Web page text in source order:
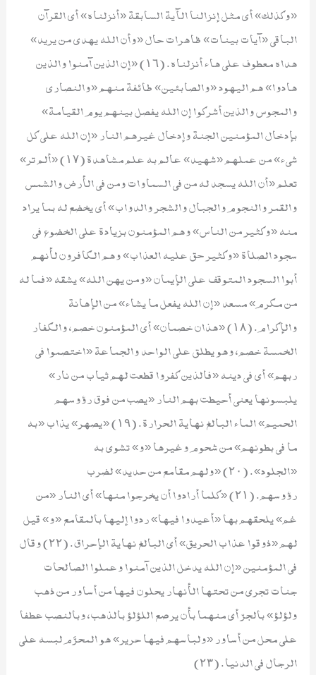
«وكذلك» أي مثل إنزالنا الآية السابقة «أنزلناه» أي القرآن
الباقي «آيات بينات» ظاهرات حال «وأن الله يهدي من يريد»
هداه معطوف على هاء أنزلناه. (١٦) «إن الذين آمنوا والذين
هادوا» هم اليهود «والصابئين» طائفة منهم «والنصارى
والمجوس والذين أشركوا إن الله يفصل بينهم يوم القيامة»
بإدخال المؤمنين الجنة وإدخال غيرهم النار «إن الله على كل
شيء» من عملهم «شهيد» عالم به علم مشاهدة (١٧) «ألم تر»
تعلم «أن الله يسجد له من في السماوات ومن في الأرض والشمس
والقمر والنجوم والجبال والشجر والدواب» أي يخضع له بما يراد
منه «وكثير من الناس» وهم المؤمنون بزيادة على الخضوع في
سجود الصلاة «وكثير حق عليه العذاب» وهم الكافرون لأنهم
أبوا السجود المتوقف على الإيمان «ومن يهن الله» يشقه «فما له
من مكرم» مسعد «إن الله يفعل ما يشاء» من الإهانة
والإكرام. (١٨) «هذان خصمان» أي المؤمنون خصم، والكفار
الخمسة خصم، وهو يطلق على الواحد والجماعة «اختصموا في
ربهم» أي في دينه «فالذين كفروا قطعت لهم ثياب من نار»
يلبسونها يعني أحيطت بهم النار «يصب من فوق رؤوسهم
الحميم» الماء البالغ نهاية الحرارة. (١٩) «يصهر» يذاب «به
ما في بطونهم» من شحوم وغيرها «و» تشوى به
«الجلود». (٢٠) «ولهم مقامع من حديد» لضرب
رؤوسهم. (٢١) «كلما أرادوا أن يخرجوا منها» أي النار «من
غم» يلحقهم بها «أعيدوا فيها» ردوا إليها بالمقامع «و» قيل
لهم «ذوقوا عذاب الحريق» أي البالغ نهاية الإحراق. (٢٢) وقال
في المؤمنين «إن الله يدخل الذين آمنوا وعملوا الصالحات
جنات تجري من تحتها الأنهار يحلون فيها من أساور من ذهب
ولؤلؤ» بالجرّ أي منهما بأن يرصع اللؤلؤ بالذهب، وبالنصب عطفا
على محل من أساور «ولباسهم فيها حرير» هو المحرَّم لبسه على
الرجال في الدنيا. (٢٣)